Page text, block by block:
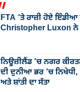
FTA ’ਤੇ ਰਾਜ਼ੀ ਹੋਏ
Christopher Luxon
ਨਿਊਜ਼ੀਲੈਂਡ ’ਚ ਨਗਰ
ਦੀ ਦੁਨੀਆ ਭਰ ’ਚ
ਅਤੇ ਸ਼ਾਂਤੀ ਦਾ ਸੱਤਾ